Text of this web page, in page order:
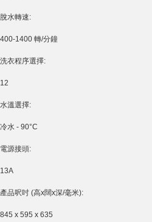
脫水轉速:
400-1400 轉/分鐘
洗衣程序選擇:
12
水溫選擇:
冷水 - 90°C
電源接頭:
13A
產品呎吋 (高x闊x深/毫米):
845 x 595 x 635